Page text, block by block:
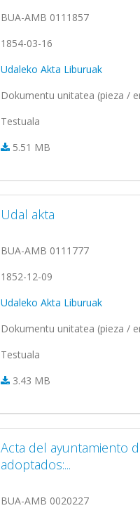
BUA-AMB 0111857
1854-03-16
Udaleko Akta Liburuak
Dokumentu unitatea (pieza /
Testuala
5.51 MB
Udal akta
BUA-AMB 0111777
1852-12-09
Udaleko Akta Liburuak
Dokumentu unitatea (pieza /
Testuala
3.43 MB
Acta del ayuntamiento
adoptados:...
BUA-AMB 0020227